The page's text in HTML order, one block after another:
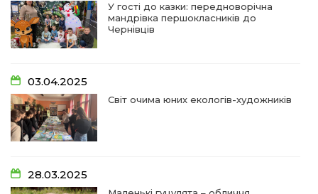
13:30
06 лип
Від прикордонної застави до Донбасу:
14:18
01 лип
09:31
28 чер
Творчі підсумки юних художників
09:28
28 чер
Довгопільський рок заради благодійності
У гості до казки: передноворічна
мандрівка першокласників до
Чернівців
03.04.2025
Світ очима юних екологів-художників
28.03.2025